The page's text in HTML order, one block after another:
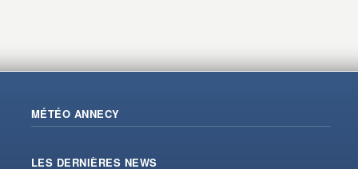
MÉTÉO ANNECY
LES DERNIÈRES NEWS